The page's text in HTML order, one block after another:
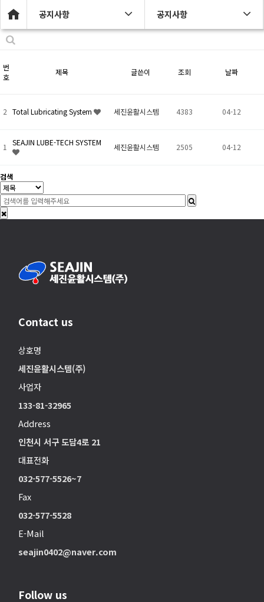
공지사항 공지사항
번
호
제목 글쓴이 조회 날짜
2 Total Lubricating System 세진윤활시스템 4383 04-12
1 SEAJIN LUBE-TECH SYSTEM 세진윤활시스템 2505 04-12
검색
Contact us
상호명
세진윤활시스템(주)
사업자
133-81-32965
Address
인천시 서구 도담4로 21
대표전화
032-577-5526~7
Fax
032-577-5528
E-Mail
seajin0402@naver.com
Follow us